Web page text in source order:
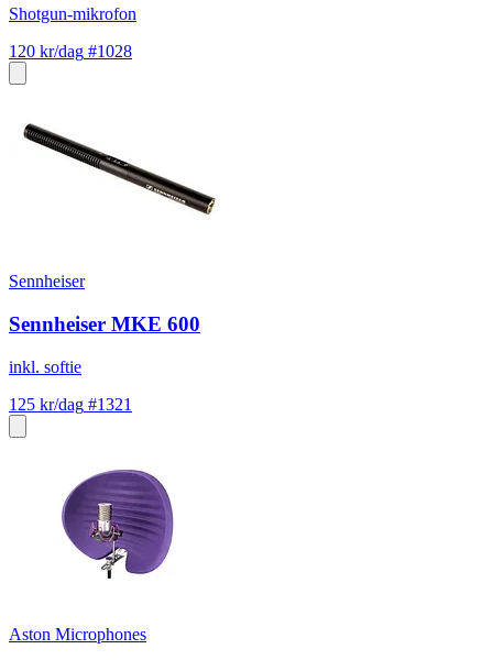
Shotgun-mikrofon
120 kr/dag #1028
Sennheiser
Sennheiser MKE 600
inkl. softie
125 kr/dag #1321
Aston Microphones